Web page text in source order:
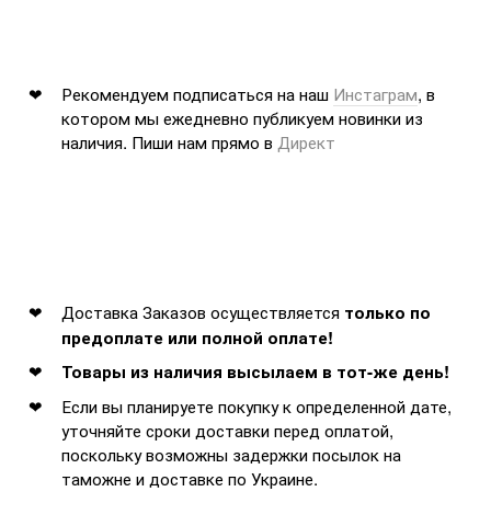
Рекомендуем подписаться на наш Инстаграм, в
котором мы ежедневно публикуем новинки из
наличия. Пиши нам прямо в Директ
Доставка Заказов осуществляется только по
предоплате или полной оплате!
Товары из наличия высылаем в тот-же день!
Если вы планируете покупку к определенной дате,
уточняйте сроки доставки перед оплатой,
поскольку возможны задержки посылок на
таможне и доставке по Украине.